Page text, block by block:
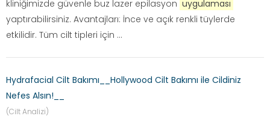
kliniğimizde güvenle buz lazer epilasyon uygulaması
yaptırabilirsiniz. Avantajları: İnce ve açık renkli tüylerde
etkilidir. Tüm cilt tipleri için ...
Hydrafacial Cilt Bakımı__Hollywood Cilt Bakımı ile Cildiniz
Nefes Alsın!__
(Cilt Analizi)